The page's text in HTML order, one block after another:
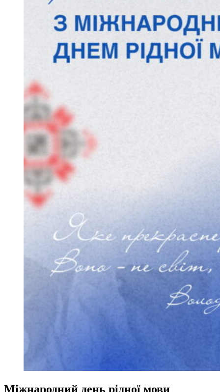
Міжнародний день рідної мови